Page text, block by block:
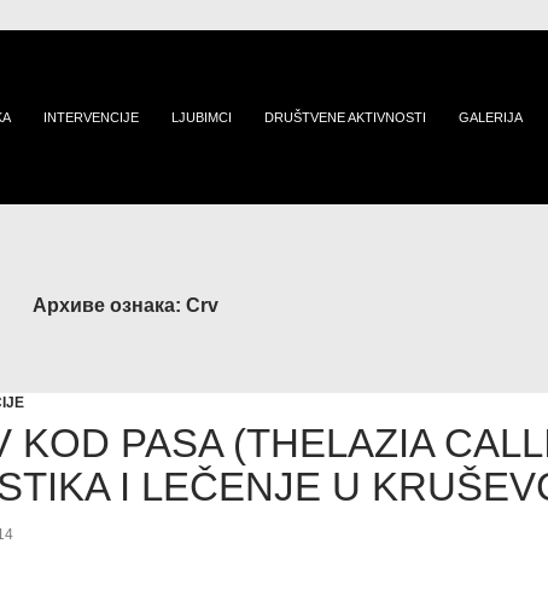
INTERVENCIJE LJUBIMCI DRUŠTVENE AKTIVNOSTI GALERIJA
Архиве ознака: Crv
KOD PASA (THELAZIA
I LEČENJE U